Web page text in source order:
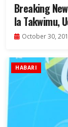
Breaking
la Takwimu,
October 30,
HABARI